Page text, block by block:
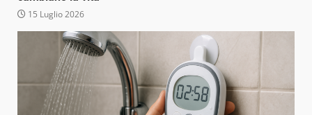
15 Luglio 2026